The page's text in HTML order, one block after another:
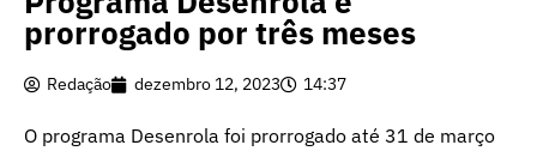
prorrogado por três meses
Redação dezembro 12, 2023 14:37
O programa Desenrola foi prorrogado até 31 de março